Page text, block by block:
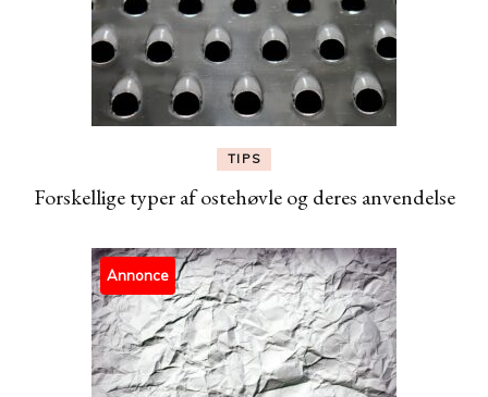
TIPS
Forskellige typer af ostehøvle og deres anvendelse
Annonce